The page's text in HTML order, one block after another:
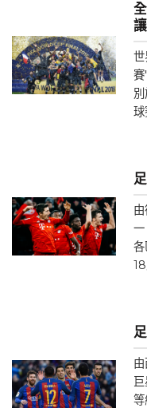
世
賽
球
一
各
等